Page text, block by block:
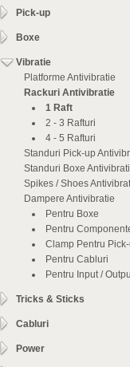
Pick-up
Boxe
Vibratie
Platforme Antivibratie
Rackuri Antivibratie
1 Raft
2 - 3 Rafturi
4 - 5 Rafturi
Standuri Pick-up
Standuri Boxe
Spikes / Shoes
Dampere Antivibratie
Pentru Boxe
Pentru
Clamp Pentru
Pentru Cabluri
Pentru Input /
Tricks & Sticks
Cabluri
Power